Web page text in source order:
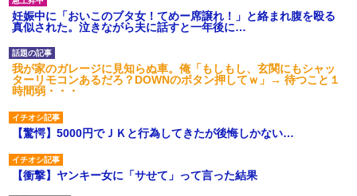
妊娠中に「おいこのブタ女！てめー席譲れ！」と絡まれ腹を殴る
真似された。泣きながら夫に話すと一年後に…
我が家のガレージに見知らぬ車。俺「もしもし、玄関にもシャッ
ターリモコンあるだろ？DOWNのボタン押してｗ」→ 待つこと１
時間弱・・・
【驚愕】5000円でＪＫと行為してきたが後悔しかない…
【衝撃】ヤンキー女に「サせて」って言った結果